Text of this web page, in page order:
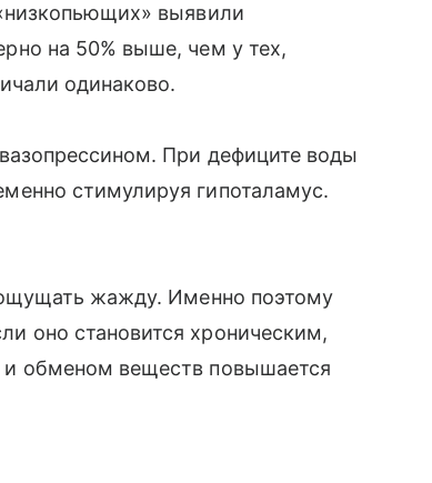
выявили
на 50% выше, чем у тех,
одинаково.
При дефиците воды
стимулируя гипоталамус.
жажду. Именно поэтому
оно становится хроническим,
обменом веществ повышается